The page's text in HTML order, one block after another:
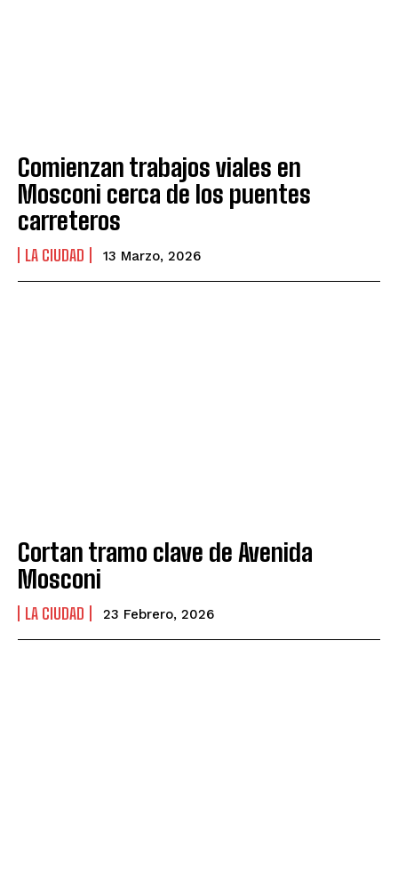
Comienzan trabajos viales en
Mosconi cerca de los puentes
carreteros
LA CIUDAD 13 Marzo, 2026
Cortan tramo clave de Avenida
Mosconi
LA CIUDAD 23 Febrero, 2026